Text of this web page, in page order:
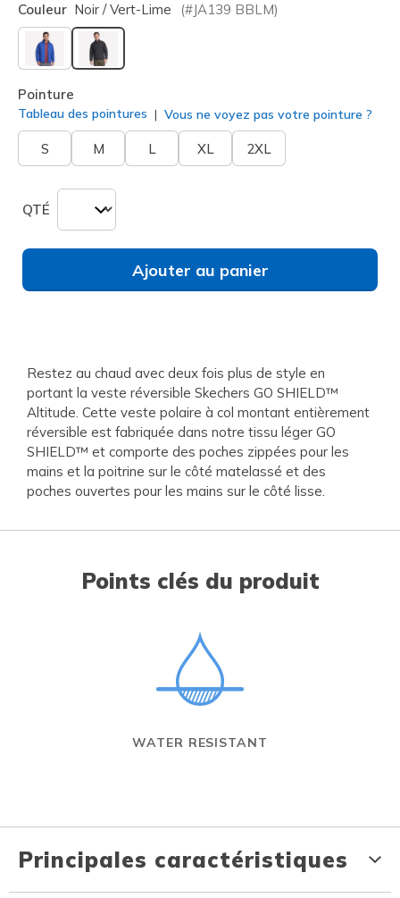
Couleur Noir / Vert-Lime (#JA139 BBLM)
sélectionné
Pointure
Tableau des pointures Vous ne voyez pas votre pointure ?
S M L XL 2XL
QTÉ
Ajouter au panier
Restez au chaud avec deux fois plus de style en
portant la veste réversible Skechers GO SHIELD™
Altitude. Cette veste polaire à col montant entièrement
réversible est fabriquée dans notre tissu léger GO
SHIELD™ et comporte des poches zippées pour les
mains et la poitrine sur le côté matelassé et des
poches ouvertes pour les mains sur le côté lisse.
Points clés du produit
WATER RESISTANT
Principales caractéristiques